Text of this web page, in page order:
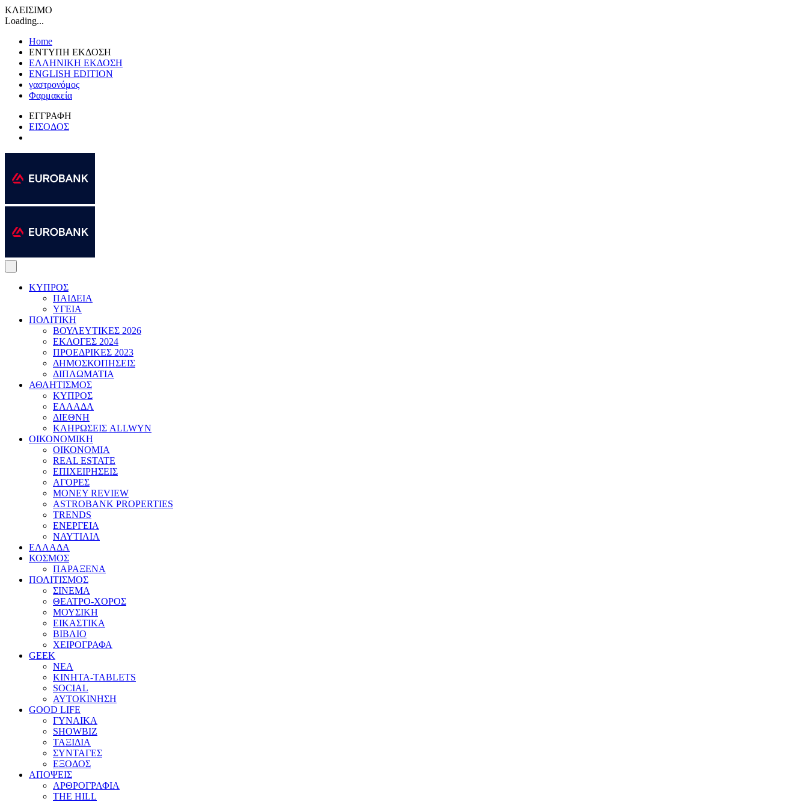
ΚΛΕΙΣΙΜΟ
Loading...
Home
ΕΝΤΥΠΗ ΕΚΔΟΣΗ
ΕΛΛΗΝΙΚΗ ΕΚΔΟΣΗ
ENGLISH EDITION
γαστρονόμος
Φαρμακεία
ΕΓΓΡΑΦΗ
ΕΙΣΟΔΟΣ
ΚΥΠΡΟΣ
ΠΑΙΔΕΙΑ
ΥΓΕΙΑ
ΠΟΛΙΤΙΚΗ
ΒΟΥΛΕΥΤΙΚΕΣ 2026
ΕΚΛΟΓΕΣ 2024
ΠΡΟΕΔΡΙΚΕΣ 2023
ΔΗΜΟΣΚΟΠΗΣΕΙΣ
ΔΙΠΛΩΜΑΤΙΑ
ΑΘΛΗΤΙΣΜΟΣ
ΚΥΠΡΟΣ
ΕΛΛΑΔΑ
ΔΙΕΘΝΗ
ΚΛΗΡΩΣΕΙΣ ALLWYN
ΟΙΚΟΝΟΜΙΚΗ
ΟΙΚΟΝΟΜΙΑ
REAL ESTATE
ΕΠΙΧΕΙΡΗΣΕΙΣ
ΑΓΟΡΕΣ
MONEY REVIEW
ASTROBANK PROPERTIES
TRENDS
ΕΝΕΡΓΕΙΑ
ΝΑΥΤΙΛΙΑ
ΕΛΛΑΔΑ
ΚΟΣΜΟΣ
ΠΑΡΑΞΕΝΑ
ΠΟΛΙΤΙΣΜΟΣ
ΣΙΝΕΜΑ
ΘΕΑΤΡΟ-ΧΟΡΟΣ
ΜΟΥΣΙΚΗ
ΕΙΚΑΣΤΙΚΑ
ΒΙΒΛΙΟ
ΧΕΙΡΟΓΡΑΦΑ
GEEK
ΝΕΑ
ΚΙΝΗΤΑ-TABLETS
SOCIAL
ΑΥΤΟΚΙΝΗΣΗ
GOOD LIFE
ΓΥΝΑΙΚΑ
SHOWBIZ
ΤΑΞΙΔΙΑ
ΣΥΝΤΑΓΕΣ
ΕΞΟΔΟΣ
ΑΠΟΨΕΙΣ
ΑΡΘΡΟΓΡΑΦΙΑ
THE HILL